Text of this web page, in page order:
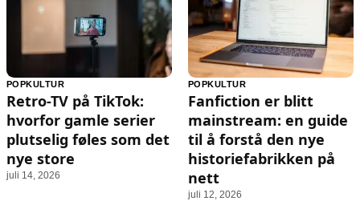
POPKULTUR
Retro-TV på TikTok:
hvorfor gamle serier
plutselig føles som det
nye store
juli 14, 2026
POPKULTUR
Fanfiction er blitt
mainstream: en guide
til å forstå den nye
historiefabrikken på
nett
juli 12, 2026